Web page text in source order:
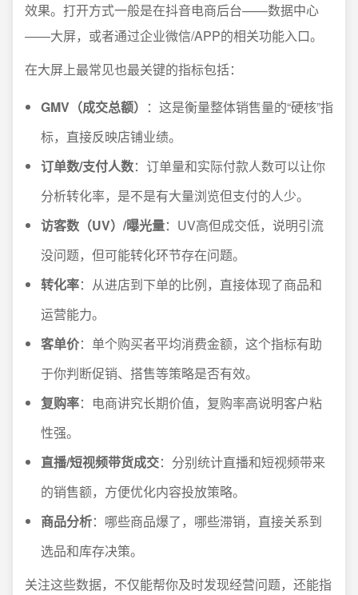
效果。打开方式一般是在抖音电商后台——数据中心
——大屏，或者通过企业微信/APP的相关功能入口。
在大屏上最常见也最关键的指标包括：
GMV（成交总额） ：这是衡量整体销售量的“硬核”指
标，直接反映店铺业绩。
订单数/支付人数：订单量和实际付款人数可以让你
分析转化率，是不是有大量浏览但支付的人少。
访客数（UV）/曝光量：UV高但成交低，说明引流
没问题，但可能转化环节存在问题。
转化率：从进店到下单的比例，直接体现了商品和
运营能力。
客单价：单个购买者平均消费金额，这个指标有助
于你判断促销、搭售等策略是否有效。
复购率：电商讲究长期价值，复购率高说明客户粘
性强。
直播/短视频带货成交：分别统计直播和短视频带来
的销售额，方便优化内容投放策略。
商品分析：哪些商品爆了，哪些滞销，直接关系到
选品和库存决策。
关注这些数据，不仅能帮你及时发现经营问题，还能指